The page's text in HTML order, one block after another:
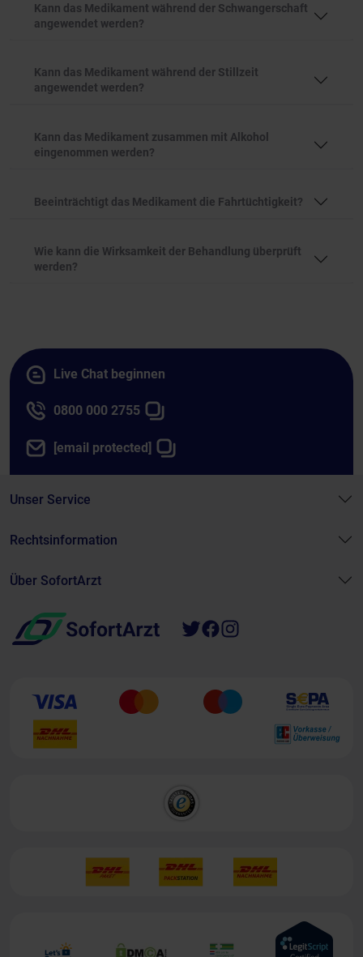
Kann das Medikament während der Schwangerschaft
angewendet werden?
Kann das Medikament während der Stillzeit
angewendet werden?
Kann das Medikament zusammen mit Alkohol
eingenommen werden?
Beeinträchtigt das Medikament die Fahrtüchtigkeit?
Wie kann die Wirksamkeit der Behandlung überprüft
werden?
Live Chat beginnen
0800 000 2755
[email protected]
Unser Service
Rechtsinformation
Über SofortArzt